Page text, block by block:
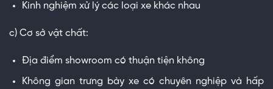
Kinh nghiệm xử lý các loại xe khác nhau
c) Cơ sở vật chất:
Địa điểm showroom có thuận tiện không
Không gian trưng bày xe có chuyên nghiệp và hấp